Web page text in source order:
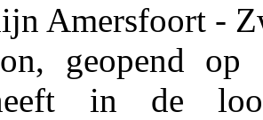
Amersfoort -
geopend op
in de